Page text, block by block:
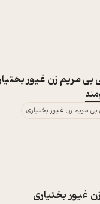
بی مریم زن غیور
بی مریم زن غیور بختیاری
غیور بختیاری